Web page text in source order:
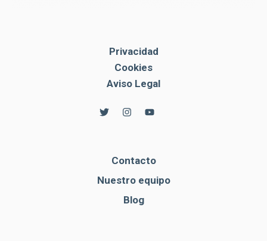
Privacidad
Cookies
Aviso Legal
Contacto
Nuestro equipo
Blog